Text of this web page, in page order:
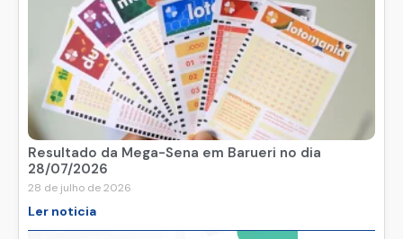
Resultado da Mega-Sena em Barueri no dia
28/07/2026
28 de julho de 2026
Ler noticia